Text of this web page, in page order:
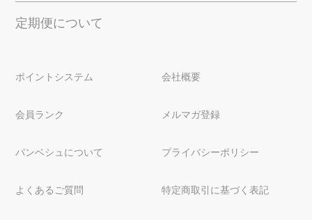
定期便について
ポイントシステム
会員ランク
パンベシュについて
よくあるご質問
会社概要
メルマガ登録
プライバシーポリシー
特定商取引に基づく表記